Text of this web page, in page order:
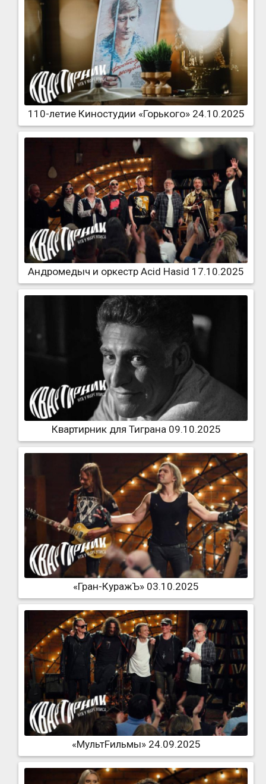
110-летие Киностудии «Горького» 24.10.2025
Андромедыч и оркестр Acid Hasid 17.10.2025
Квартирник для Тиграна 09.10.2025
«Гран-КуражЪ» 03.10.2025
«МультFильмы» 24.09.2025